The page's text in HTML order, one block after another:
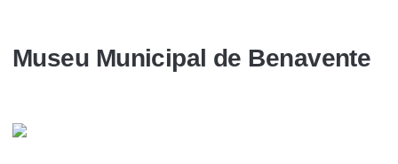
Museu Municipal de Benavente